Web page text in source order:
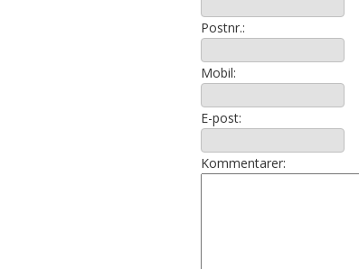
Postnr.:
Mobil:
E-post:
Kommentarer: